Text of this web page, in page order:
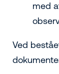
med
Ved